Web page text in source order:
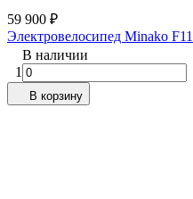
59 900 ₽
Электровелосипед Minako
В наличии
1
В корзину